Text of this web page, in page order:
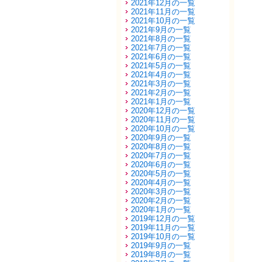
2021年12月の一覧
2021年11月の一覧
2021年10月の一覧
2021年9月の一覧
2021年8月の一覧
2021年7月の一覧
2021年6月の一覧
2021年5月の一覧
2021年4月の一覧
2021年3月の一覧
2021年2月の一覧
2021年1月の一覧
2020年12月の一覧
2020年11月の一覧
2020年10月の一覧
2020年9月の一覧
2020年8月の一覧
2020年7月の一覧
2020年6月の一覧
2020年5月の一覧
2020年4月の一覧
2020年3月の一覧
2020年2月の一覧
2020年1月の一覧
2019年12月の一覧
2019年11月の一覧
2019年10月の一覧
2019年9月の一覧
2019年8月の一覧